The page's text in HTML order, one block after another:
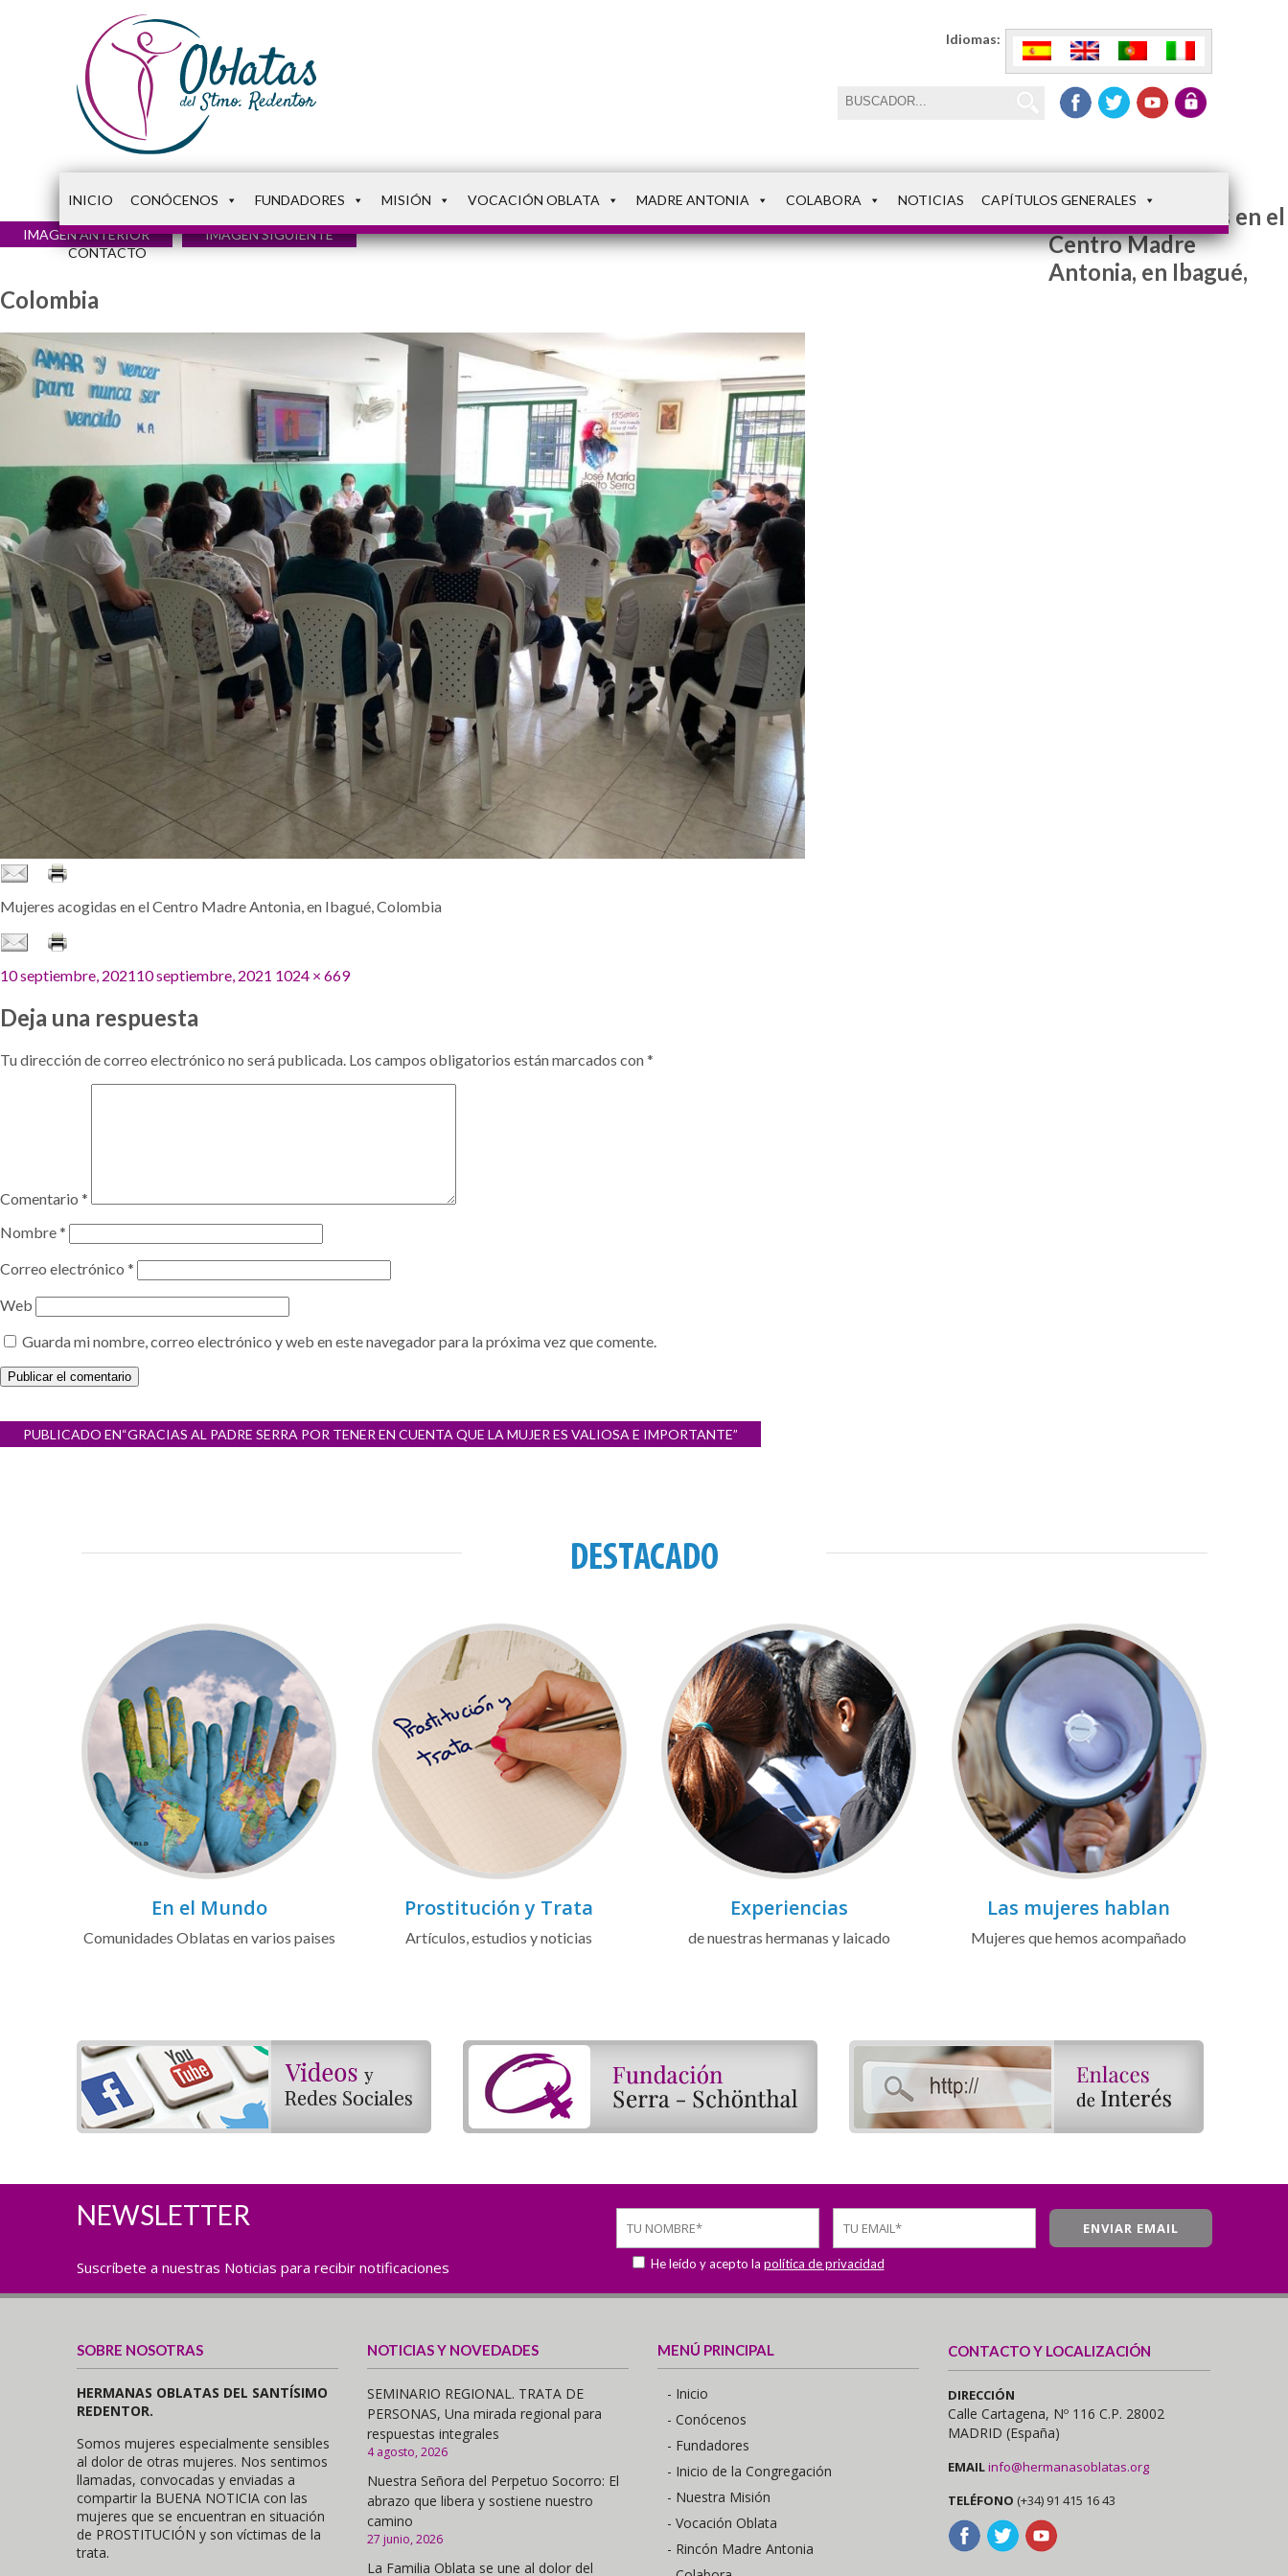
Idiomas:
INICIO CONÓCENOS FUNDADORES MISIÓN VOCACIÓN OBLATA MADRE ANTONIA COLABORA NOTICIAS CAPÍTULOS GENERALES
CONTACTO
IMAGEN ANTERIOR IMAGEN SIGUIENTE
Mujeres acogidas en el
Centro Madre
Antonia, en Ibagué,
Colombia
Mujeres acogidas en el Centro Madre Antonia, en Ibagué, Colombia
Publicado
10 septiembre, 202110 septiembre, 2021 Tamaño
1024 × 669
Deja una respuesta
Tu dirección de correo electrónico no será publicada. Los campos obligatorios están marcados con*
Comentario *
Nombre*
Correo electrónico *
Web
Guarda mi nombre, correo electrónico y web en este navegador para la próxima vez que comente.
Navegación
de
PUBLICADO EN“GRACIAS AL PADRE SERRA POR TENER EN CUENTA QUE LA MUJER ES VALIOSA E IMPORTANTE”
DESTACADO
En el Mundo
Comunidades Oblatas en varios paises
Prostitución y Trata
Artículos, estudios y noticias
Experiencias
de nuestras hermanas y laicado
Las mujeres hablan
Mujeres que hemos acompañado
NEWSLETTER
Suscríbete a nuestras Noticias para recibir notificaciones He leído y acepto la política de privacidad
SOBRE NOSOTRAS
HERMANAS OBLATAS DEL SANTÍSIMO
REDENTOR.
Somos mujeres especialmente sensibles
al dolor de otras mujeres. Nos sentimos
llamadas, convocadas y enviadas a
compartir la BUENA NOTICIA con las
mujeres que se encuentran en situación
de PROSTITUCIÓN y son víctimas de la
trata.
NOTICIAS Y NOVEDADES
SEMINARIO REGIONAL. TRATA DE
PERSONAS, Una mirada regional para
respuestas integrales
4 agosto, 2026
Nuestra Señora del Perpetuo Socorro: El
abrazo que libera y sostiene nuestro
camino
27 junio, 2026
La Familia Oblata se une al dolor del
MENÚ PRINCIPAL
- Inicio
- Conócenos
- Fundadores
- Inicio de la Congregación
- Nuestra Misión
- Vocación Oblata
- Rincón Madre Antonia
CONTACTO Y LOCALIZACIÓN
DIRECCIÓN
Calle Cartagena, Nº 116 C.P. 28002
MADRID (España)
EMAILinfo@hermanasoblatas.org
TELÉFONO (+34) 91 415 16 43